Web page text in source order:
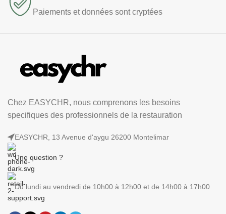
Paiements et données sont cryptées
Chez EASYCHR, nous comprenons les besoins
specifiques des professionnels de la restauration
EASYCHR, 13 Avenue d'aygu 26200 Montelimar
Une question ?
Du lundi au vendredi de 10h00 à 12h00 et de 14h00 à 17h00